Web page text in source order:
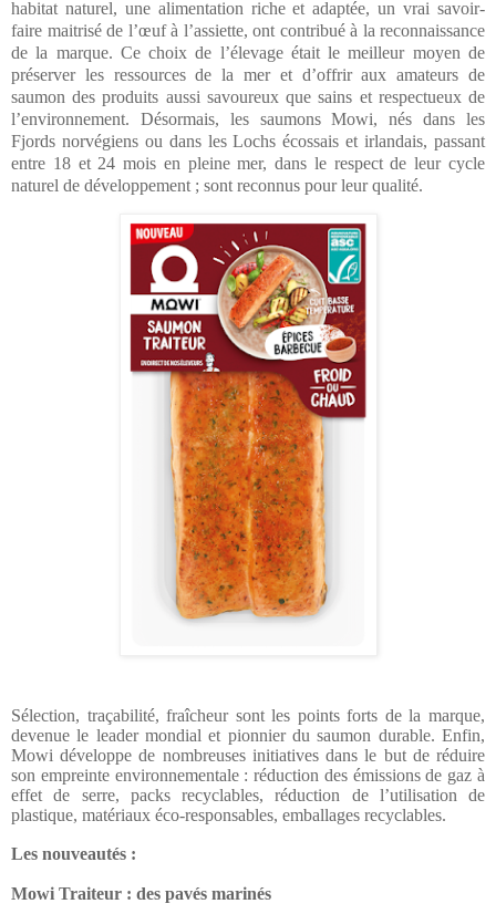
habitat naturel, une alimentation riche et adaptée, un vrai savoir-
faire maitrisé de l’œuf à l’assiette, ont contribué à la reconnaissance
de la marque. Ce choix de l’élevage était le meilleur moyen de
préserver les ressources de la mer et d’offrir aux amateurs de
saumon des produits aussi savoureux que sains et respectueux de
l’environnement. Désormais, les saumons Mowi, nés dans les
Fjords norvégiens ou dans les Lochs écossais et irlandais, passant
entre 18 et 24 mois en pleine mer, dans le respect de leur cycle
naturel de développement ; sont reconnus pour leur qualité.
Sélection, traçabilité, fraîcheur sont les points forts de la marque,
devenue le leader mondial et pionnier du saumon durable. Enfin,
Mowi développe de nombreuses initiatives dans le but de réduire
son empreinte environnementale : réduction des émissions de gaz à
effet de serre, packs recyclables, réduction de l’utilisation de
plastique, matériaux éco-responsables, emballages recyclables.
Les nouveautés :
Mowi Traiteur : des pavés marinés